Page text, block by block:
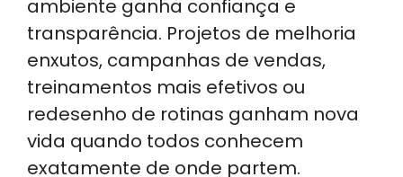
ambiente ganha confiança e
transparência. Projetos de melhoria
enxutos, campanhas de vendas,
treinamentos mais efetivos ou
redesenho de rotinas ganham nova
vida quando todos conhecem
exatamente de onde partem.